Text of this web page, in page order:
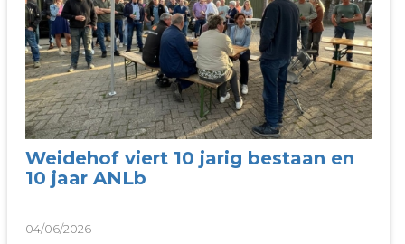
Weidehof viert 10 jarig bestaan en
10 jaar ANLb
04/06/2026